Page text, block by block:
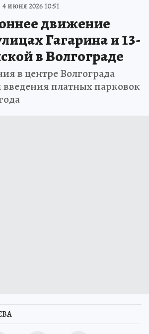
4 июня 2026 10:51
движение
Гагарина и 13-
в Волгограде
в центре Волгограда
платных парковок